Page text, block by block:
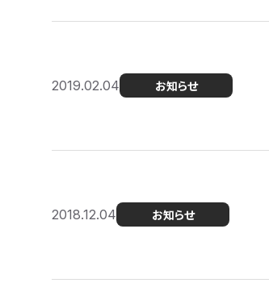
2019.02.04 お知らせ
2018.12.04 お知らせ